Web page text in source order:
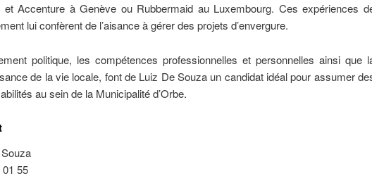
et Accenture à Genève ou Rubbermaid au Luxembourg. Ces expériences
lui confèrent de l’aisance à gérer des projets d’envergure.
politique, les compétences professionnelles et personnelles ainsi que
de la vie locale, font de Luiz De Souza un candidat idéal pour assumer
au sein de la Municipalité d’Orbe.
55